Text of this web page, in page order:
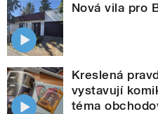
Nová vila pro
Kreslená
vystavují
téma